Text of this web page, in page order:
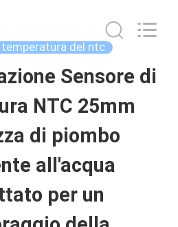
temperatura del ntc
Sensore di
NTC 25mm
di piombo
all'acqua
per un